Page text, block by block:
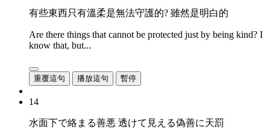
有些東西只有溫柔是無法守護的? 雖然是明白的
Are there things that cannot be protected just by being kind? I
know that, but...
重覆這句 播放這句 暫停
14
水面下で絡まる善悪 透けて見える偽善に天罰